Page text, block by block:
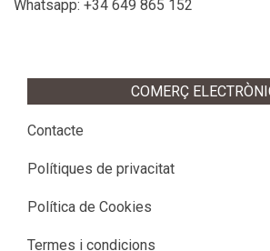
Whatsapp: +34 649 865 152
COMERÇ
Contacte
Polítiques de privacitat
Política de Cookies
Termes i condicions